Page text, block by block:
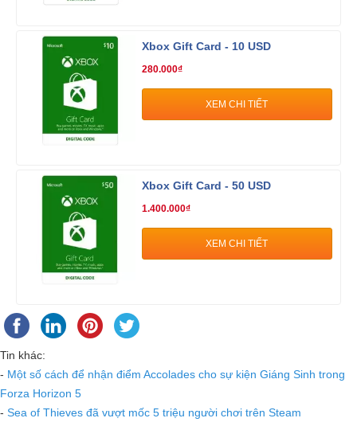
Xbox Gift Card - 10 USD
280.000₫
XEM CHI TIẾT
Xbox Gift Card - 50 USD
1.400.000₫
XEM CHI TIẾT
Tin khác:
- Một số cách để nhận điểm Accolades cho sự kiện Giáng Sinh trong
Forza Horizon 5
- Sea of Thieves đã vượt mốc 5 triệu người chơi trên Steam